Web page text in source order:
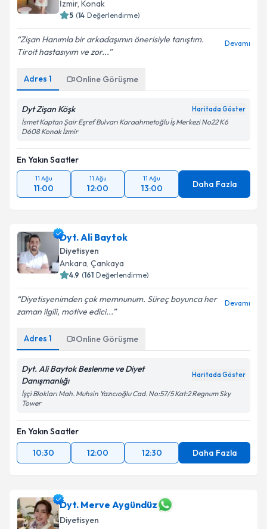
İzmir, Konak
5 (14 Değerlendirme)
Zişan Hanımla bir arkadaşımın önerisiyle tanıştım.
Tiroit hastasıyım ve zor...
Devamı
Adres 1 Online Görüşme
Dyt Zişan Köşk Haritada Göster
İsmet Kaptan Şair Eşref Bulvarı Karaahmetoğlu İş Merkezi No22 K6
D608 Konak İzmir
En Yakın Saatler
11 Ağu
11:00
11 Ağu
12:00
11 Ağu
13:00 Daha Fazla
Dyt. Ali Baytok
Diyetisyen
Ankara, Çankaya
4.9 (161 Değerlendirme)
Diyetisyenimden çok memnunum. Süreç boyunca her
zaman ilgili, motive edici...
Devamı
Adres 1 Online Görüşme
Dyt. Ali Baytok Beslenme ve Diyet
Danışmanlığı
Haritada Göster
İşçi Blokları Mah. Muhsin Yazıcıoğlu Cad. No:57/5 Kat:2 Regnum Sky
Tower
En Yakın Saatler
10:30
12:00 12:30 Daha Fazla
Dyt. Merve Aygündüz
Diyetisyen